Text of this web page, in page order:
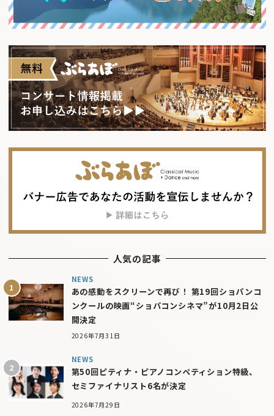
人気の記事
NEWS
あの感動をスクリーンで再び！ 第19回ショパンコ
ンクールの映画“ショパコンシネマ”が10月2日公
開決定
2026年7月31日
NEWS
第50回ピティナ・ピアノコンペティション特級、
セミファイナリスト6名が決定
2026年7月29日